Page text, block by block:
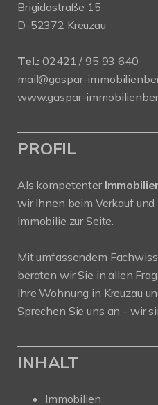
Brigidastraße 15
D-52372 Kreuzau
Tel.: 02421 / 95 93 640
mail@gaspar-
www.gaspar-
PROFIL
Als kompetenter
wir Ihnen beim Verkauf
Immobilie zur Seite.
Mit umfassendem
beraten wir Sie in allen
Ihre Wohnung in Kreuzau
Sprechen Sie uns an - wir
INHALT
Immobilien